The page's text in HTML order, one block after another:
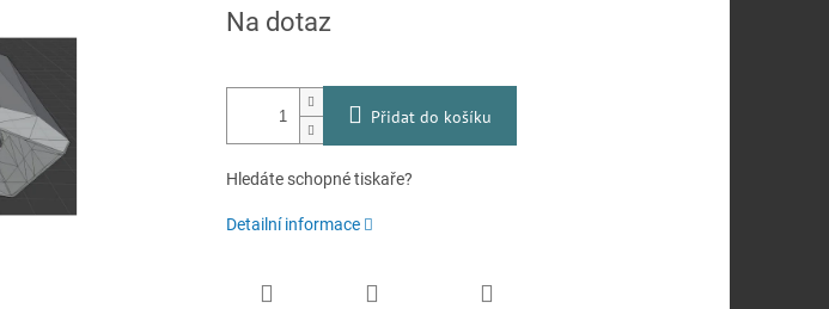
cena:
Na dotaz
Přidat do košíku
Hledáte schopné tiskaře?
Detailní informace